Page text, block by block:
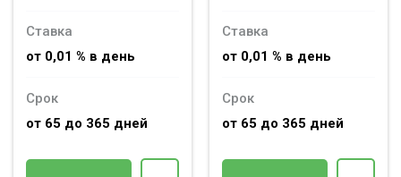
Ставка
от 0,01 % в день
Срок
от 65 до 365 дней
Ставка
от 0,01 % в день
Срок
от 65 до 365 дней